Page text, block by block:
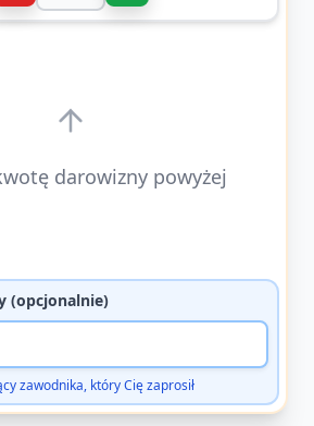
darowizny powyżej
(opcjonalnie)
zawodnika, który Cię zaprosił